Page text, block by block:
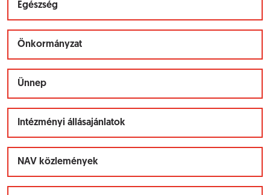
Egészség
Önkormányzat
Ünnep
Intézményi állásajánlatok
NAV közlemények